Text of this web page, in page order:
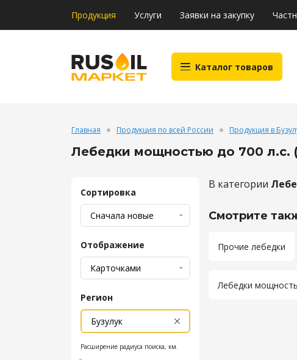
Продукция Услуги Заявки на закупку
Каталог товаров
Главная Продукция по всей России Продукция в
Лебедки мощностью до 700 л.с.
Сортировка
Отображение
Регион
Расширение радиуса поиска, км.
В категории
Смотрите
Прочие лебедки
Лебедки